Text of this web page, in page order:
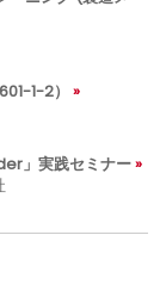
1-2）
」実践セミナー